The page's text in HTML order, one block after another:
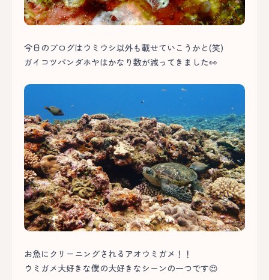
今日のブログはウミウシ以外も載せていこうかと(笑)
ガイコツパンダホヤはかなり数が減ってきました👀
お魚にクリーニングされるアオウミガメ！！
ウミガメ大好きな僕の大好きなシーンの一つです😍